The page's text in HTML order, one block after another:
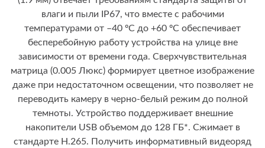
влаги и пыли IP67, что вместе с рабочими
температурами от –40 ºC до +60 ºC обеспечивает
бесперебойную работу устройства на улице вне
зависимости от времени года. Сверхчувствительная
матрица (0.005 Люкс) формирует цветное изображение
даже при недостаточном освещении, что позволяет не
переводить камеру в черно-белый режим до полной
темноты. Устройство поддерживает внешние
накопители USB объемом до 128 ГБ*. Сжимает в
стандарте H.265. Получить информативный видеоряд